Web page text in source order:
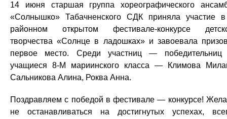
14 июня старшая группа хореографического
«Солнышко» Табачненского СДК приняла участие
районном открытом фестивале-конкурсе
творчества «Солнце в ладошках» и завоевала
первое место. Среди участниц —
учащиеся 8-М мариинского класса — Климова
Сальникова Алина, Роква Анна.
Поздравляем с победой в фестивале — конкурсе!
не останавливаться на достигнутых успехах,